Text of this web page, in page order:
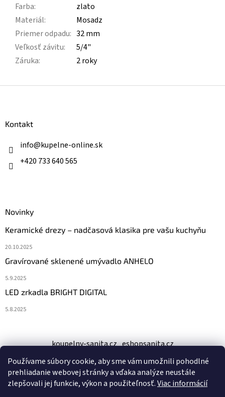
Používame súbory cookie, aby sme vám umožnili pohodlné
prehliadanie webovej stránky a vďaka analýze neustále
zlepšovali jej funkcie, výkon a použiteľnosť.Viac informácií
Farba:
zlato
Materiál:
Mosadz
Priemer odpadu: 32 mm
Veľkosť závitu:
5/4"
Záruka: 2 roky
Kontakt
info@kupelne-online.sk
+420 733 640 565
Novinky
Keramické drezy – nadčasová klasika pre vašu kuchyňu
20.10.2025
Gravírované sklenené umývadlo ANHELO
5.9.2025
LED zrkadla BRIGHT DIGITAL
5.8.2025
koupelny-sanita.cz eshopsanita.cz